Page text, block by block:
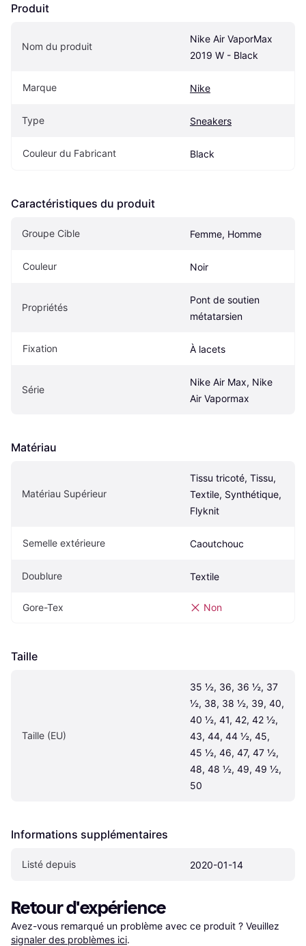
Produit
Nom du produit
Nike Air VaporMax
2019 W - Black
Marque Nike
Type Sneakers
Couleur du Fabricant Black
Caractéristiques du produit
Groupe Cible Femme, Homme
Couleur Noir
Propriétés
Pont de soutien
métatarsien
Fixation À lacets
Série
Nike Air Max, Nike
Air Vapormax
Matériau
Matériau Supérieur
Tissu tricoté, Tissu,
Textile, Synthétique,
Flyknit
Semelle extérieure Caoutchouc
Doublure Textile
Gore-Tex Non
Taille
Taille (EU)
35 ½, 36, 36 ½, 37
½, 38, 38 ½, 39, 40,
40 ½, 41, 42, 42 ½,
43, 44, 44 ½, 45,
45 ½, 46, 47, 47 ½,
48, 48 ½, 49, 49 ½,
50
Informations supplémentaires
Listé depuis 2020-01-14
Retour d'expérience
Avez-vous remarqué un problème avec ce produit ? Veuillez
signaler des problèmes ici.